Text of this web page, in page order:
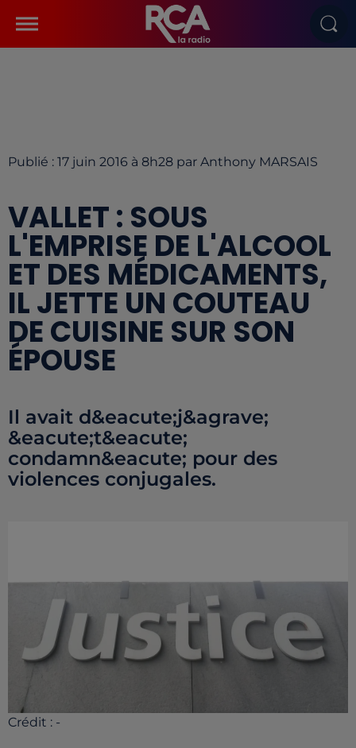
Publié : 17 juin 2016 à 8h28 par Anthony MARSAIS
VALLET : SOUS
L'EMPRISE DE L'ALCOOL
ET DES MÉDICAMENTS,
IL JETTE UN COUTEAU
DE CUISINE SUR SON
ÉPOUSE
Il avait d&eacute;j&agrave;
&eacute;t&eacute;
condamn&eacute; pour des
violences conjugales.
Crédit : -